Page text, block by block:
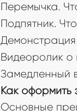
Перемычка.
Подпятник.
Демонстрация
Видеоролик о
Замедленный
Как оформить
Основные